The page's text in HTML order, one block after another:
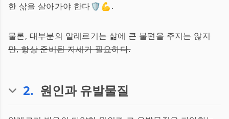
한 삶을 살아가야 한다🛡️💪.
물론, 대부분의 알레르기는 삶에 큰 불편을 주지는 않지
만, 항상 준비된 자세가 필요하다.
2. 원인과 유발물질